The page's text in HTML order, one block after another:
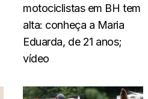
motociclistas em BH tem
alta: conheça a Maria
Eduarda, de 21 anos;
vídeo